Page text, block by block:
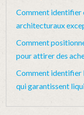
Comment identifier
architecturaux
Comment
pour attirer des
Comment identifier
qui garantissent